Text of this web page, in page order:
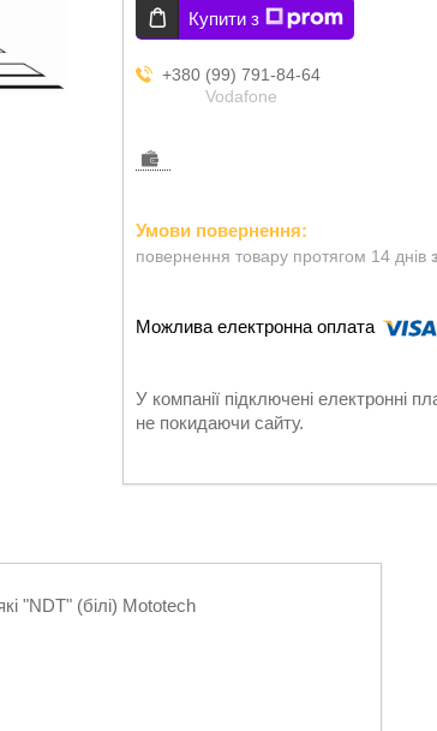
Купити з
+380 (99) 791-84-64
Vodafone
повернення товару протягом 14 днів
У компанії підключені електронні
не покидаючи сайту.
"NDT" (білі) Mototech